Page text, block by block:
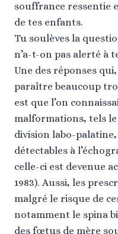
souffrance ressentie
de tes enfants.
Tu soulèves la
n’a-t-on pas alerté à
Une des réponses
paraître beaucoup
est que l’on
malformations, tels
division labo-
détectables à
celle-ci est devenue
1983). Aussi, les
malgré le risque de
notamment le spina
des fœtus de mère